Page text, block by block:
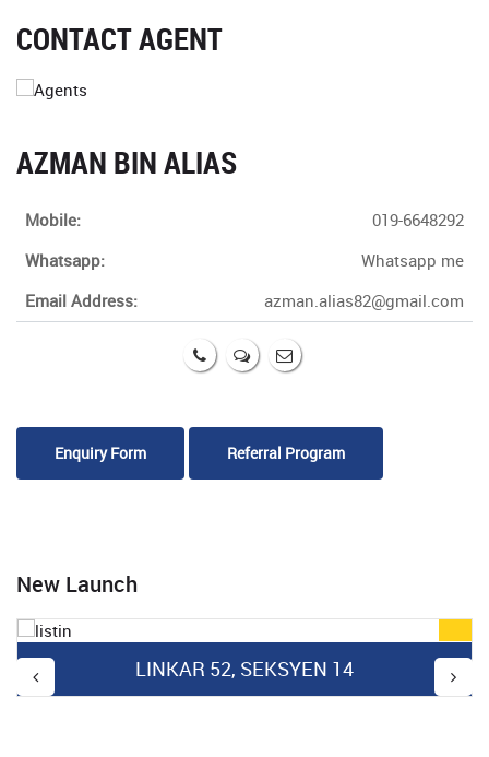
CONTACT AGENT
AZMAN BIN ALIAS
Mobile:
019-6648292
Whatsapp:
Whatsapp me
Email Address:
azman.alias82@gmail.com
Enquiry Form Referral Program
New Launch
LINKAR 52, SEKSYEN 14